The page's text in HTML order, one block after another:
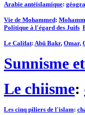
Arabie antéislamique:
Vie de Mohammed:
Politique à l'égard des Juifs
Le Califat: Abû Bakr, Omar,
Sunnisme
Le chiisme:
Les cinq piliers de l'islam: